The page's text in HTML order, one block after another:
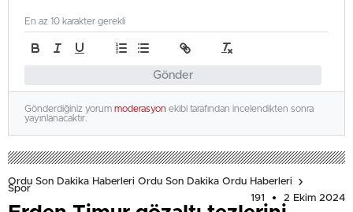
Gönder
En az 10 karakter gerekli
Gönderdiğiniz yorum moderasyon ekibi tarafından incelendikten sonra
yayınlanacaktır.
Ordu Son Dakika Haberleri Ordu Son Dakika Ordu Haberleri
Spor
191
2 Ekim 2024